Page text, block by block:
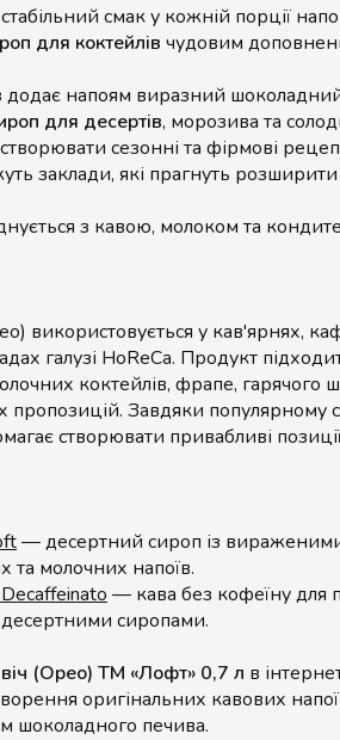
смак у кожній порції
для коктейлів чудовим
додає напоям виразний
для десертів, морозива та
сезонні та фірмові
заклади, які прагнуть
з кавою, молоком та
використовується у кав'ярнях,
галузі HoReCa. Продукт
коктейлів, фрапе, гарячого
пропозицій. Завдяки популярному
створювати привабливі
— десертний сироп із
та молочних напоїв.
— кава без кофеїну для
сиропами.
(Орео) ТМ «Лофт» 0,7 л в
оригінальних кавових
шоколадного печива.